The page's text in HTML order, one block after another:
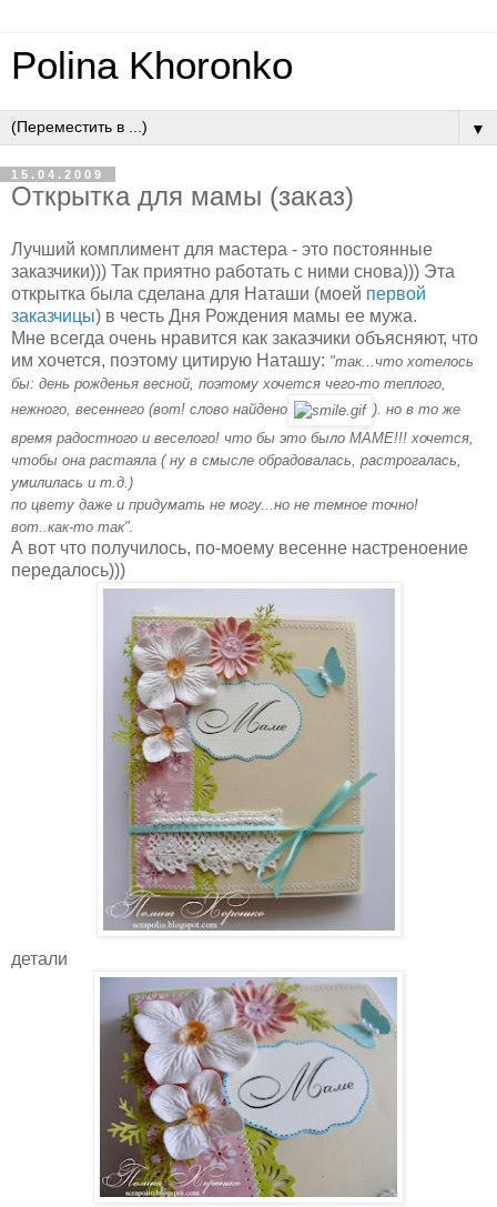
Polina Khoronko
▼
15.04.2009
Открытка для мамы (заказ)
Лучший комплимент для мастера - это постоянные
заказчики))) Так приятно работать с ними снова))) Эта
открытка была сделана для Наташи (моей первой
заказчицы) в честь Дня Рождения мамы ее мужа.
Мне всегда очень нравится как заказчики объясняют, что
им хочется, поэтому цитирую Наташу: "так...что хотелось
бы: день рожденья весной, поэтому хочется чего-то теплого,
нежного, весеннего (вот! слово найдено
). но в то же
время радостного и веселого! что бы это было МАМЕ!!! хочется,
чтобы она растаяла ( ну в смысле обрадовалась, растрогалась,
умилилась и т.д.)
по цвету даже и придумать не могу...но не темное точно!
вот..как-то так".
А вот что получилось, по-моему весенне настреноение
передалось)))
детали